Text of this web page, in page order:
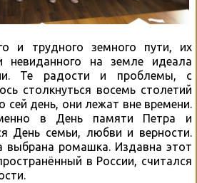
и трудного земного пути, их
невиданного на земле идеала
Те радости и проблемы, с
столкнуться восемь столетий
сей день, они лежат вне времени.
в День памяти Петра и
День семьи, любви и верности.
выбрана ромашка. Издавна этот
в России, считался